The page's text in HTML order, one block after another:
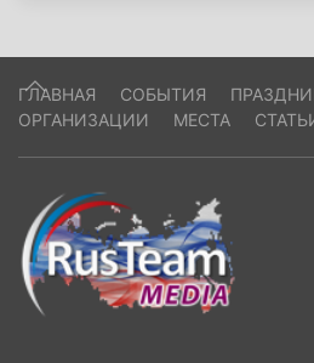
ГЛАВНАЯ СОБЫТИЯ
ОРГАНИЗАЦИИ
МЕСТА